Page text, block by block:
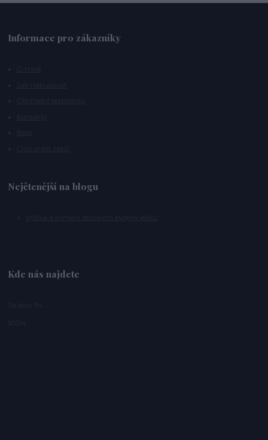
Informace pro zákazníky
Nejčtenější na blogu
Kde nás najdete